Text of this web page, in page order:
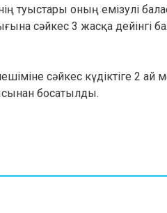
туыстары оның емізулі
сәйкес 3 жасқа дейінгі
сәйкес күдіктіге 2 ай
босатылды.